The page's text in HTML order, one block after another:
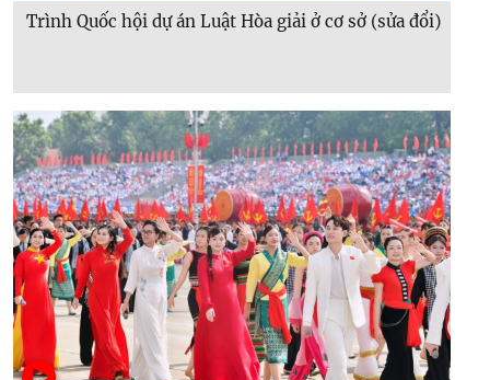
Trình Quốc hội dự án Luật Hòa giải ở cơ sở (sửa đổi)